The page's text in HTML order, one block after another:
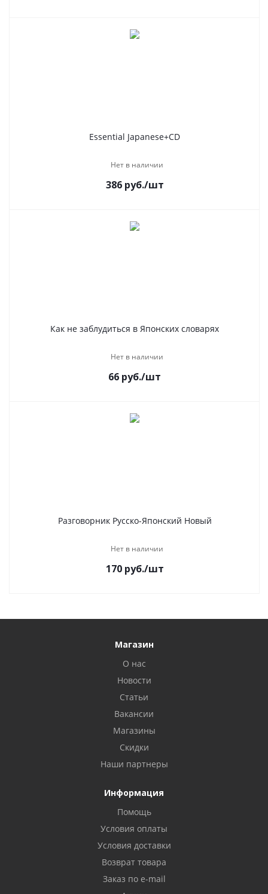
Essential Japanese+CD
Нет в наличии
386руб./шт
Как не заблудиться в Японских словарях
Нет в наличии
66 руб./шт
Разговорник Русско-Японский Новый
Нет в наличии
170руб./шт
Магазин
О нас
Новости
Статьи
Вакансии
Магазины
Скидки
Наши партнеры
Информация
Помощь
Условия оплаты
Условия доставки
Возврат товара
Заказ по e-mail